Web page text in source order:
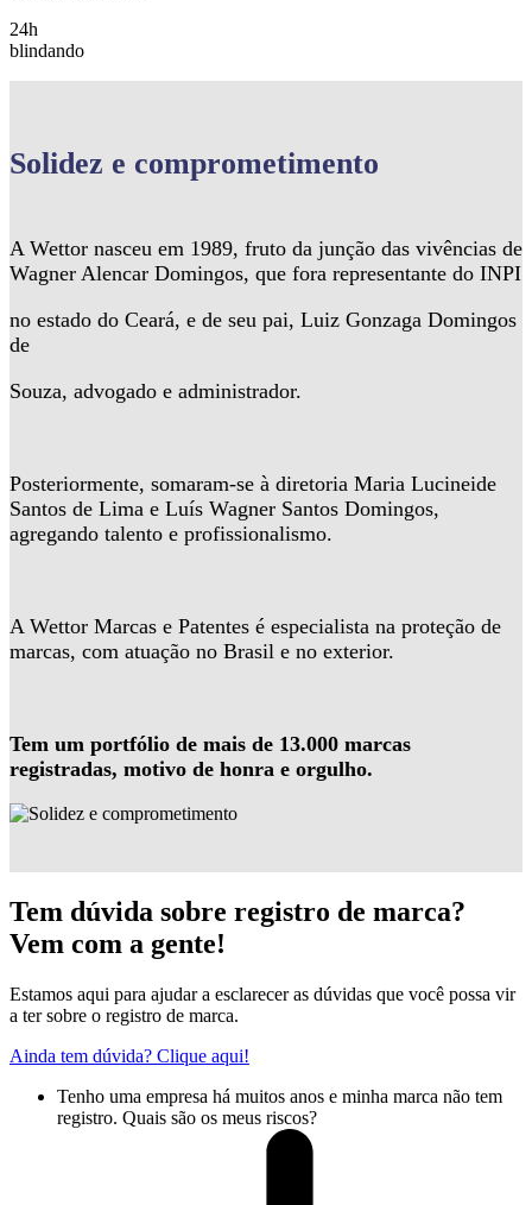
24h
blindando
Solidez e comprometimento
A Wettor nasceu em 1989, fruto da junção das vivências de
Wagner Alencar Domingos, que fora representante do INPI
no estado do Ceará, e de seu pai, Luiz Gonzaga Domingos
de
Souza, advogado e administrador.
Posteriormente, somaram-se à diretoria Maria Lucineide
Santos de Lima e Luís Wagner Santos Domingos,
agregando talento e profissionalismo.
A Wettor Marcas e Patentes é especialista na proteção de
marcas, com atuação no Brasil e no exterior.
Tem um portfólio de mais de 13.000 marcas
registradas, motivo de honra e orgulho.
Tem dúvida sobre registro de marca?
Vem com a gente!
Estamos aqui para ajudar a esclarecer as dúvidas que você possa vir
a ter sobre o registro de marca.
Ainda tem dúvida? Clique aqui!
Tenho uma empresa há muitos anos e minha marca não tem
registro. Quais são os meus riscos?